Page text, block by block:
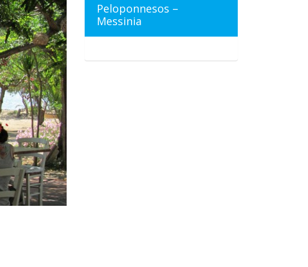
Peloponnesos –
Messinia